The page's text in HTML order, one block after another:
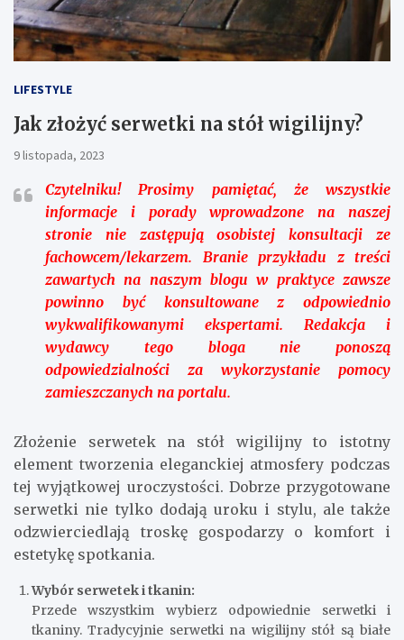
LIFESTYLE
Jak złożyć serwetki na stół wigilijny?
9 listopada, 2023
Czytelniku!Prosimy pamiętać, że wszystkie
informacje i porady wprowadzone na naszej
stronie nie zastępują osobistej konsultacji ze
fachowcem/lekarzem. Branie przykładu z treści
zawartych na naszym blogu w praktyce zawsze
powinno być konsultowane z odpowiednio
wykwalifikowanymi ekspertami. Redakcja i
wydawcy tego bloga nie ponoszą
odpowiedzialności za wykorzystanie pomocy
zamieszczanych na portalu.
Złożenie serwetek na stół wigilijny to istotny
element tworzenia eleganckiej atmosfery podczas
tej wyjątkowej uroczystości. Dobrze przygotowane
serwetki nie tylko dodają uroku i stylu, ale także
odzwierciedlają troskę gospodarzy o komfort i
estetykę spotkania.
Wybór serwetek i tkanin:
Przede wszystkim wybierz odpowiednie serwetki i
tkaniny. Tradycyjnie serwetki na wigilijny stół są białe